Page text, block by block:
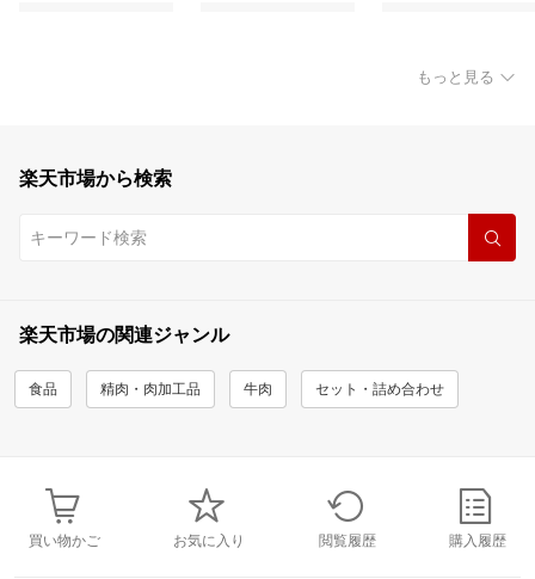
もっと見る
楽天市場から検索
楽天市場の関連ジャンル
食品 精肉・肉加工品 牛肉 セット・詰め合わせ
買い物かご お気に入り 閲覧履歴 購入履歴